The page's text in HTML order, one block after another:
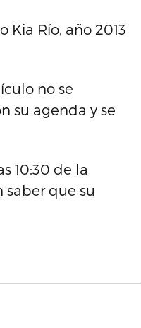
Río, año 2013
no se
su agenda y se
10:30 de la
que su